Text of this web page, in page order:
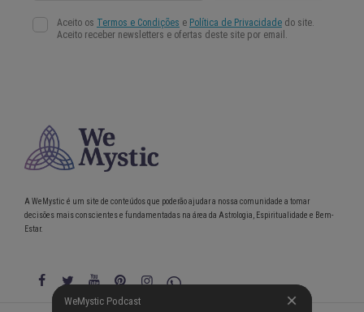
WeMystic Podcast
A WeMystic é um site de conteúdos que poderão ajudar a nossa comunidade a tomar
decisões mais conscientes e fundamentadas na área da Astrologia, Espiritualidade e Bem-
Estar.
WeMystic Podcast